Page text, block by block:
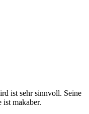
ist sehr sinnvoll. Seine
makaber.